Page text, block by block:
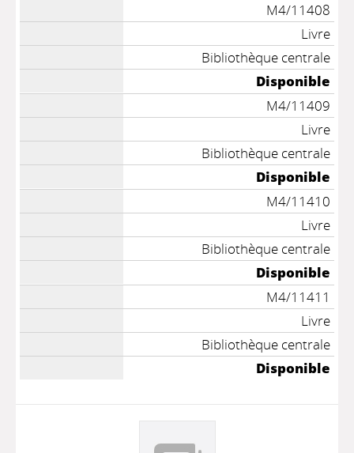
M4/11408
Livre
Bibliothèque centrale
Disponible
M4/11409
Livre
Bibliothèque centrale
Disponible
M4/11410
Livre
Bibliothèque centrale
Disponible
M4/11411
Livre
Bibliothèque centrale
Disponible